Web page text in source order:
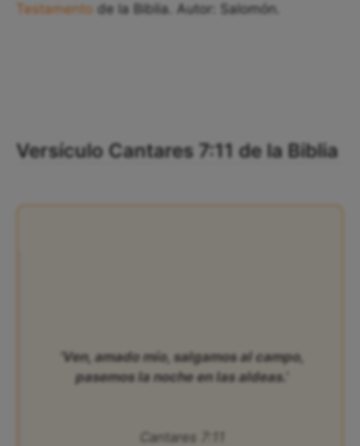
Testamento de la Biblia. Autor: Salomón.
Versículo Cantares 7:11 de la Biblia
‘Ven, amado mío, salgamos al campo,
pasemos la noche en las aldeas.’
Cantares 7:11